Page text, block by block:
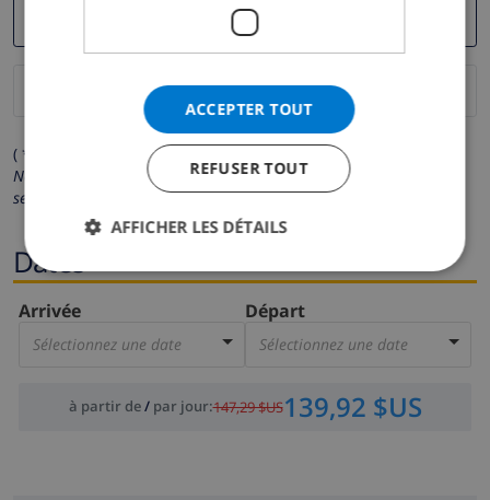
( * Les champs avec un astérisque sont obligatoires )
Nous respectons votre vie privée.Vos données personnelles ne
seront pas communiquées à des tiers.
Dates
Arrivée
Sélectionnez une date
Départ
Sélectionnez une date
à partir de/ par jour:147,29 $US139,92 $US
ACCEPTER TOUT
REFUSER TOUT
AFFICHER LES DÉTAILS